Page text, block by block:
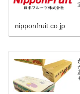
nipponfruit.co.jp